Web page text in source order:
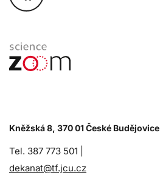
Kněžská 8, 370 01 České Budějovice
Tel. 387 773 501 |
dekanat@tf.jcu.cz